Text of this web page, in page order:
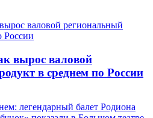
вырос валовой
в среднем по России